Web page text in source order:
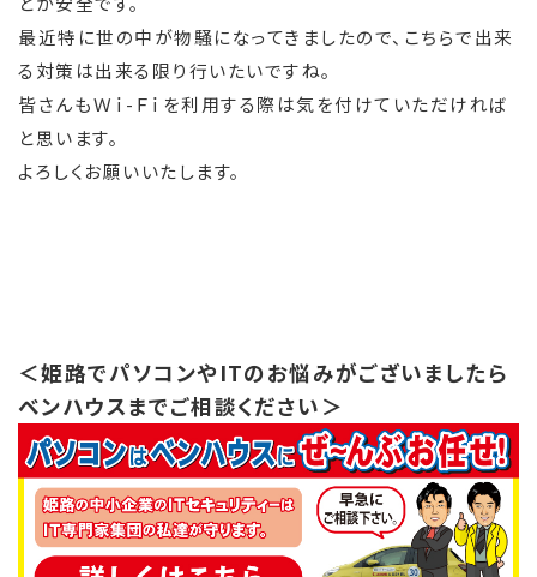
最近特に世の中が物騒になってきましたので、こちらで出来
る対策は出来る限り行いたいですね。
皆さんもＷｉ-Ｆｉを利用する際は気を付けていただければ
と思います。
よろしくお願いいたします。
＜姫路でパソコンやITのお悩みがございましたら
ベンハウスまでご相談ください＞